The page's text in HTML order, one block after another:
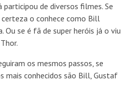
participou de diversos filmes. Se
o conhece como Bill
Ou se é fã de super heróis já o viu
os mesmos passos, se
mais conhecidos são Bill, Gustaf